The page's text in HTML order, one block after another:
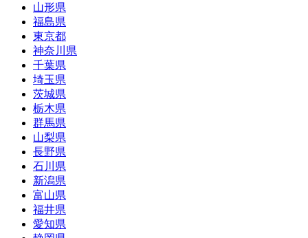
山形県
福島県
東京都
神奈川県
千葉県
埼玉県
茨城県
栃木県
群馬県
山梨県
長野県
石川県
新潟県
富山県
福井県
愛知県